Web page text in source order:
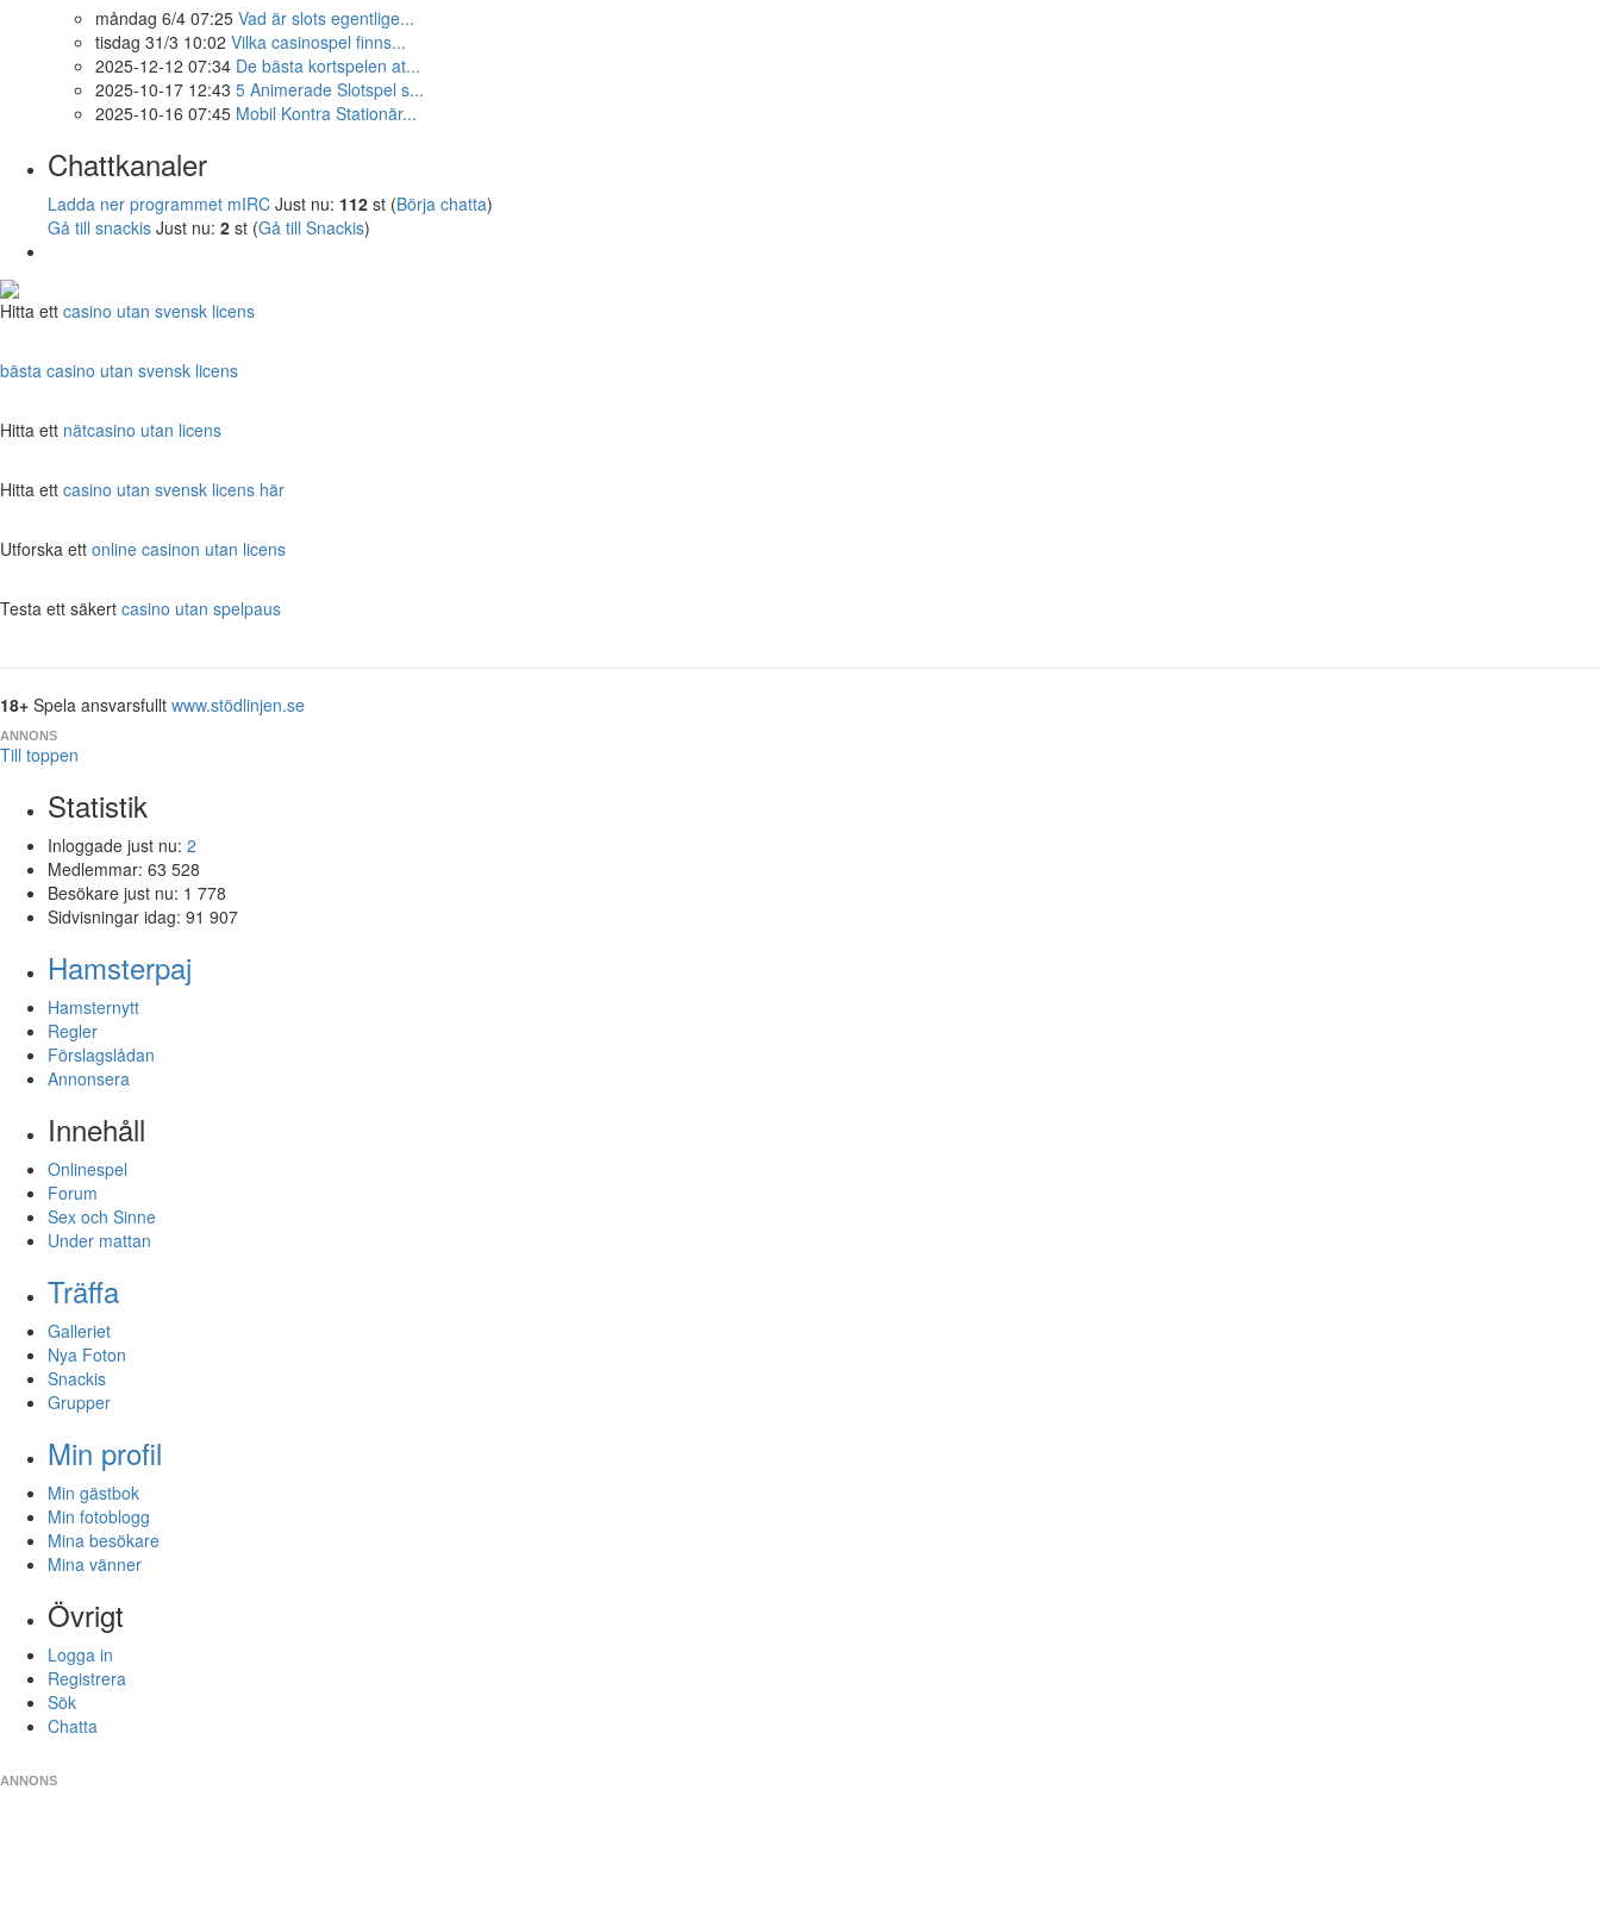
måndag 6/4 07:25 Vad är slots egentlige...
tisdag 31/3 10:02 Vilka casinospel finns...
2025-12-12 07:34 De bästa kortspelen at...
2025-10-17 12:43 5 Animerade Slotspel s...
2025-10-16 07:45 Mobil Kontra Stationär...
Chattkanaler
Ladda ner programmet mIRC Just nu: 112 st (Börja chatta)
Gå till snackis Just nu: 2 st (Gå till Snackis)
Hitta ett casino utan svensk licens
bästa casino utan svensk licens
Hitta ett nätcasino utan licens
Hitta ett casino utan svensk licens här
Utforska ett online casinon utan licens
Testa ett säkert casino utan spelpaus
18+ Spela ansvarsfullt www.stödlinjen.se
ANNONS
Till toppen
Statistik
Inloggade just nu: 2
Medlemmar: 63 528
Besökare just nu: 1 778
Sidvisningar idag: 91 907
Hamsterpaj
Hamsternytt
Regler
Förslagslådan
Annonsera
Innehåll
Onlinespel
Forum
Sex och Sinne
Under mattan
Träffa
Galleriet
Nya Foton
Snackis
Grupper
Min profil
Min gästbok
Min fotoblogg
Mina besökare
Mina vänner
Övrigt
Logga in
Registrera
Sök
Chatta
ANNONS